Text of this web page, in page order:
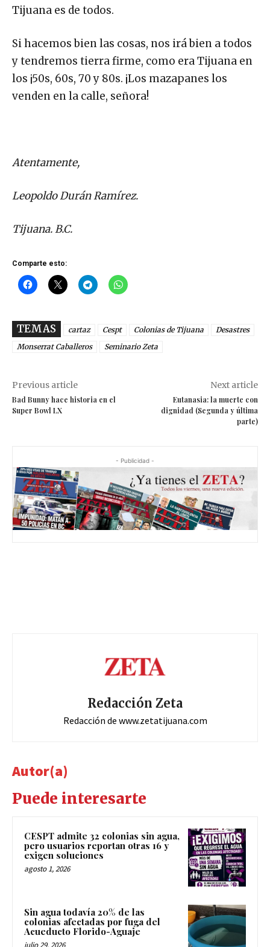
Tijuana es de todos.
Si hacemos bien las cosas, nos irá bien a todos
y tendremos tierra firme, como era Tijuana en
los ¡50s, 60s, 70 y 80s. ¡Los mazapanes los
venden en la calle, señora!
Atentamente,
Leopoldo Durán Ramírez.
Tijuana. B.C.
Comparte esto:
TEMAS cartaz Cespt Colonias de Tijuana
Desastres
Monserrat Caballeros
Seminario Zeta
Previous article
Bad Bunny hace historia en el
Super Bowl LX
Next article
Eutanasia: la muerte con
dignidad (Segunda y última
parte)
- Publicidad -
Redacción Zeta
Redacción de www.zetatijuana.com
Autor(a)
Puede interesarte
CESPT admite 32 colonias sin agua,
pero usuarios reportan otras 16 y
exigen soluciones
agosto 1, 2026
Sin agua todavía 20% de las
colonias afectadas por fuga del
Acueducto Florido-Aguaje
julio 29, 2026